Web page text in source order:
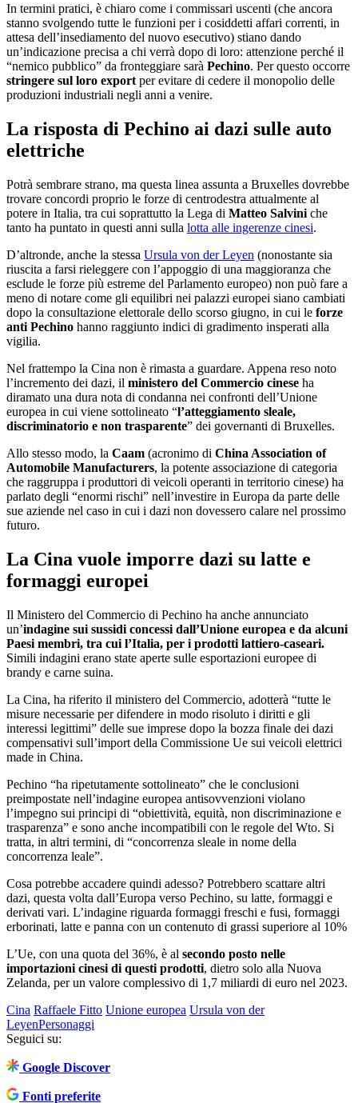
In termini pratici, è chiaro come i commissari uscenti (che ancora
stanno svolgendo tutte le funzioni per i cosiddetti affari correnti, in
attesa dell’insediamento del nuovo esecutivo) stiano dando
un’indicazione precisa a chi verrà dopo di loro: attenzione perché il
“nemico pubblico” da fronteggiare sarà Pechino. Per questo occorre
stringere sul loro export per evitare di cedere il monopolio delle
produzioni industriali negli anni a venire.
La risposta di Pechino ai dazi sulle auto
elettriche
Potrà sembrare strano, ma questa linea assunta a Bruxelles dovrebbe
trovare concordi proprio le forze di centrodestra attualmente al
potere in Italia, tra cui soprattutto la Lega di Matteo Salvini che
tanto ha puntato in questi anni sulla lotta alle ingerenze cinesi.
D’altronde, anche la stessa Ursula von der Leyen (nonostante sia
riuscita a farsi rieleggere con l’appoggio di una maggioranza che
esclude le forze più estreme del Parlamento europeo) non può fare a
meno di notare come gli equilibri nei palazzi europei siano cambiati
dopo la consultazione elettorale dello scorso giugno, in cui le forze
anti Pechino hanno raggiunto indici di gradimento insperati alla
vigilia.
Nel frattempo la Cina non è rimasta a guardare. Appena reso noto
l’incremento dei dazi, il ministero del Commercio cinese ha
diramato una dura nota di condanna nei confronti dell’Unione
europea in cui viene sottolineato “l’atteggiamento sleale,
discriminatorio e non trasparente” dei governanti di Bruxelles.
Allo stesso modo, la Caam (acronimo di China Association of
Automobile Manufacturers, la potente associazione di categoria
che raggruppa i produttori di veicoli operanti in territorio cinese) ha
parlato degli “enormi rischi” nell’investire in Europa da parte delle
sue aziende nel caso in cui i dazi non dovessero calare nel prossimo
futuro.
La Cina vuole imporre dazi su latte e
formaggi europei
Il Ministero del Commercio di Pechino ha anche annunciato
un’indagine sui sussidi concessi dall’Unione europea e da alcuni
Paesi membri, tra cui l’Italia, per i prodotti lattiero-caseari.
Simili indagini erano state aperte sulle esportazioni europee di
brandy e carne suina.
La Cina, ha riferito il ministero del Commercio, adotterà “tutte le
misure necessarie per difendere in modo risoluto i diritti e gli
interessi legittimi” delle sue imprese dopo la bozza finale dei dazi
compensativi sull’import della Commissione Ue sui veicoli elettrici
made in China.
Pechino “ha ripetutamente sottolineato” che le conclusioni
preimpostate nell’indagine europea antisovvenzioni violano
l’impegno sui principi di “obiettività, equità, non discriminazione e
trasparenza” e sono anche incompatibili con le regole del Wto. Si
tratta, in altri termini, di “concorrenza sleale in nome della
concorrenza leale”.
Cosa potrebbe accadere quindi adesso? Potrebbero scattare altri
dazi, questa volta dall’Europa verso Pechino, su latte, formaggi e
derivati vari. L’indagine riguarda formaggi freschi e fusi, formaggi
erborinati, latte e panna con un contenuto di grassi superiore al 10%
L’Ue, con una quota del 36%, è al secondo posto nelle
importazioni cinesi di questi prodotti, dietro solo alla Nuova
Zelanda, per un valore complessivo di 1,7 miliardi di euro nel 2023.
Cina Raffaele Fitto Unione europea Ursula von der
LeyenPersonaggi
Seguici su:
Google Discover
Fonti preferite